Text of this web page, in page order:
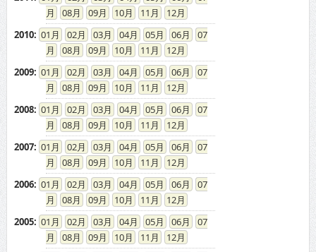
08
09 10 11
12
2010: 01 02 03 04 05 06
07
08
09 10 11
12
2009: 01 02 03 04 05 06
07
08
09 10 11
12
2008: 01 02 03 04 05 06
07
08
09 10 11
12
2007: 01 02 03 04 05 06
07
08
09 10 11
12
2006: 01 02 03 04 05 06
07
08
09 10 11
12
2005: 01 02 03 04 05 06
07
08
09 10 11
12